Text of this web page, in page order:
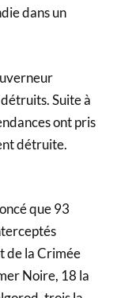
dans un
Suite à
ont pris
détruite.
que 93
de la Crimée
Noire, 18 la